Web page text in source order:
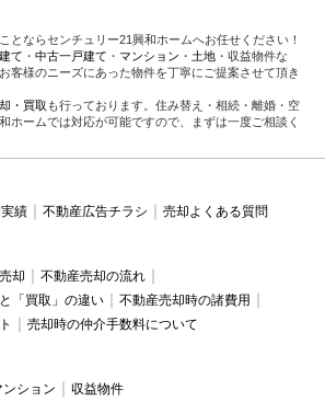
とならセンチュリー21興和ホームへお任せください！
て ・ 中古一戸建て ・ マンション ・ 土地・収益物件な
客様のニーズにあった物件を丁寧にご提案させて頂き
・買取 も行っております。住み替え・相続・離婚・空
ホームでは対応が可能ですので、まずは一度ご相談く
績 不動産広告チラシ 売却よくある質問
却
不動産売却の流れ
「買取」の違い
不動産売却時の諸費用
売却時の仲介手数料について
ンション 収益物件